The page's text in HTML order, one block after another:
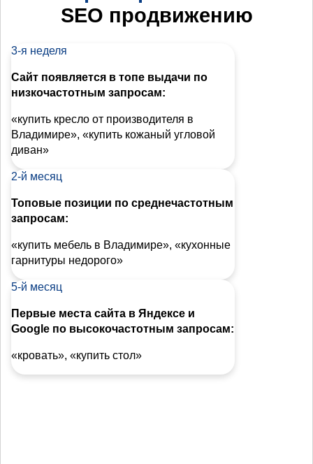
SEO продвижению
3-я неделя
Сайт появляется в топе выдачи по
низкочастотным запросам:
«купить кресло от производителя в
Владимире», «купить кожаный угловой
диван»
2-й месяц
Топовые позиции по среднечастотным
запросам:
«купить мебель в Владимире», «кухонные
гарнитуры недорого»
5-й месяц
Первые места сайта в Яндексе и
Google по высокочастотным запросам:
«кровать», «купить стол»